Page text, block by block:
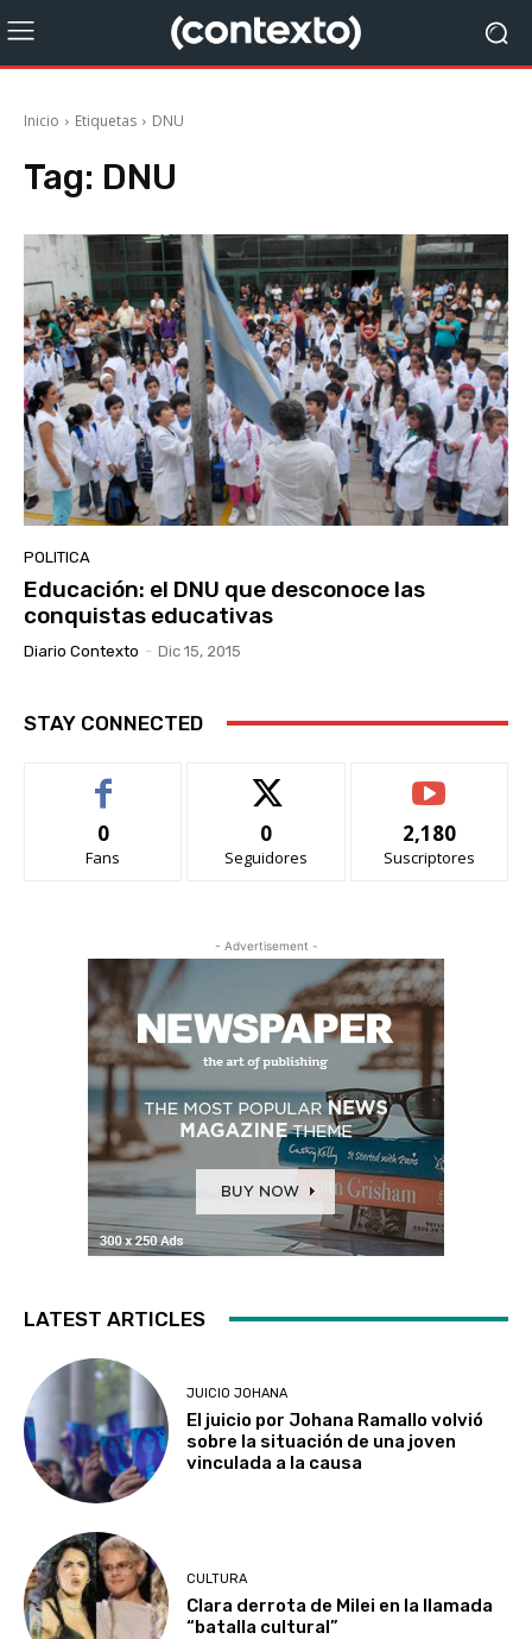
Inicio Etiquetas DNU
Tag: DNU
POLITICA
Educación: el DNU que desconoce las
conquistas educativas
Diario Contexto - Dic 15, 2015
STAY CONNECTED
0
Fans
0
Seguidores
2,180
Suscriptores
- Advertisement -
LATEST ARTICLES
JUICIO JOHANA
El juicio por Johana Ramallo volvió
sobre la situación de una joven
vinculada a la causa
CULTURA
Clara derrota de Milei en la llamada
“batalla cultural”